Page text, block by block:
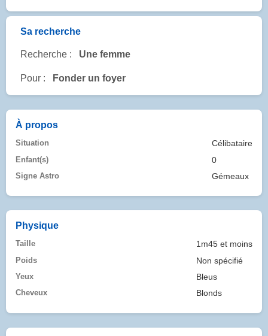
Sa recherche
Recherche : Une femme
Pour : Fonder un foyer
À propos
Situation Célibataire
Enfant(s) 0
Signe Astro Gémeaux
Physique
Taille 1m45 et moins
Poids Non spécifié
Yeux Bleus
Cheveux Blonds